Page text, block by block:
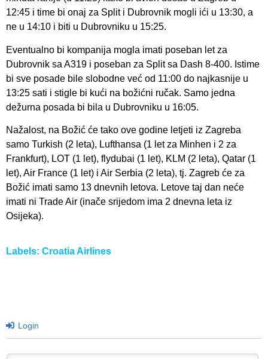
12:45 i time bi onaj za Split i Dubrovnik mogli ići u 13:30, a
ne u 14:10 i biti u Dubrovniku u 15:25.
Eventualno bi kompanija mogla imati poseban let za
Dubrovnik sa A319 i poseban za Split sa Dash 8-400. Istime
bi sve posade bile slobodne već od 11:00 do najkasnije u
13:25 sati i stigle bi kući na božićni ručak. Samo jedna
dežurna posada bi bila u Dubrovniku u 16:05.
Nažalost, na Božić će tako ove godine letjeti iz Zagreba
samo Turkish (2 leta), Lufthansa (1 let za Minhen i 2 za
Frankfurt), LOT (1 let), flydubai (1 let), KLM (2 leta), Qatar (1
let), Air France (1 let) i Air Serbia (2 leta), tj. Zagreb će za
Božić imati samo 13 dnevnih letova. Letove taj dan neće
imati ni Trade Air (inače srijedom ima 2 dnevna leta iz
Osijeka).
Labels: Croatia Airlines
Login